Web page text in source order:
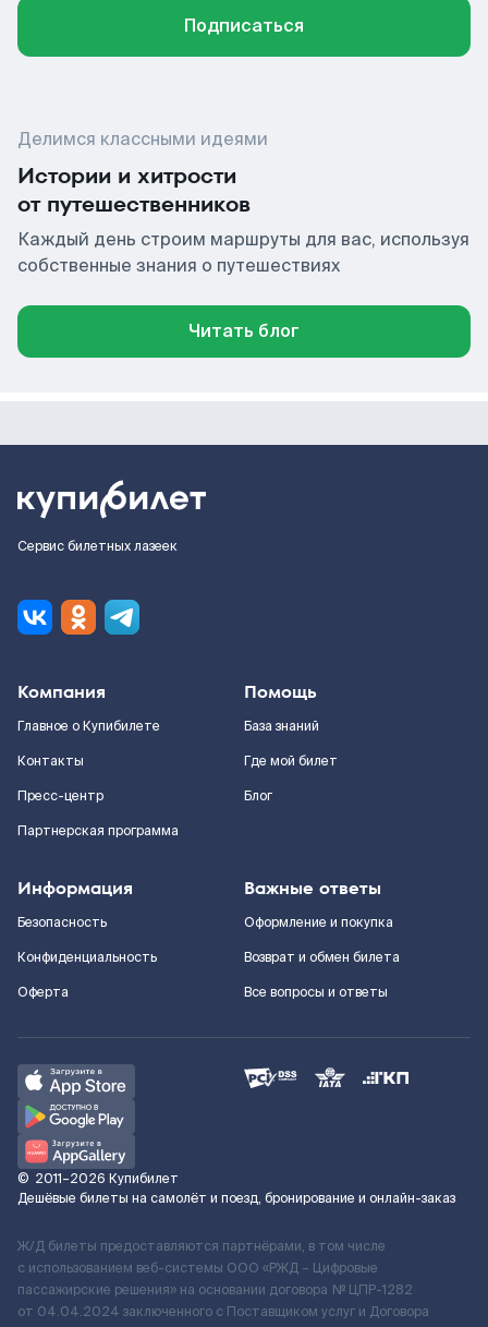
Подписаться
Делимся классными идеями
Истории и хитрости
от путешественников
Каждый день строим маршруты для вас, используя
собственные знания о путешествиях
Читать блог
Сервис билетных лазеек
Компания
Главное о Купибилете
Контакты
Пресс-центр
Партнерская программа
Помощь
База знаний
Где мой билет
Блог
Информация
Безопасность
Конфиденциальность
Оферта
Важные ответы
Оформление и покупка
Возврат и обмен билета
Все вопросы и ответы
© 2011–2026 Купибилет
Дешёвые билеты на самолёт и поезд, бронирование и онлайн-заказ
Ж/Д билеты предоставляются партнёрами, в том числе
с использованием веб-системы ООО «РЖД – Цифровые
пассажирские решения» на основании договора № ЦПР-1282
от 04.04.2024 заключенного с Поставщиком услуг и Договора